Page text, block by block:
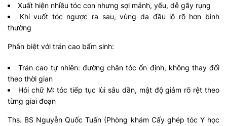
Xuất hiện nhiều tóc con nhưng sợi mảnh, yếu, dễ gãy rụng
Khi vuốt tóc ngược ra sau, vùng da đầu lộ rõ hơn bình
thường
Phân biệt với trán cao bẩm sinh:
Trán cao tự nhiên: đường chân tóc ổn định, không thay đổi
theo thời gian
Hói chữ M: tóc tiếp tục lùi sâu dần, mật độ giảm rõ rệt theo
từng giai đoạn
Ths. BS Nguyễn Quốc Tuấn (Phòng khám Cấy ghép tóc Y học